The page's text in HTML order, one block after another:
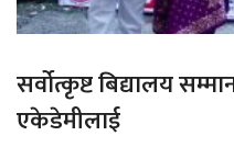
सर्वोत्कृष्ट बिद्यालय
एकेडेमीलाई